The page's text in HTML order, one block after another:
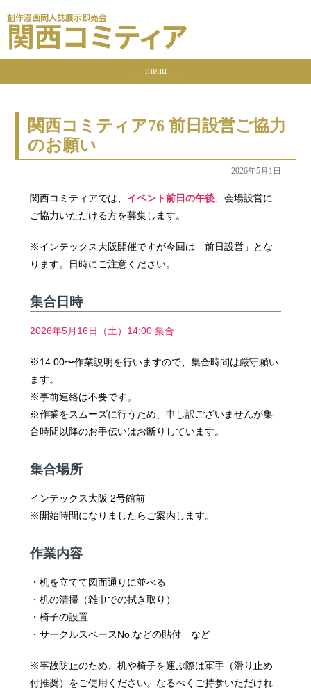
創作漫画同人誌展示即売会
関西コミティア
ーーーmenu ーーー
関西コミティア76 前日設営ご協力
のお願い
2026年5月1日
関西コミティアでは、 イベント前日の午後、会場設営に
ご協力いただける方を募集します。
※インテックス大阪開催ですが今回は「前日設営」とな
ります。日時にご注意ください。
集合日時
2026年5月16日（土）14:00 集合
※14:00〜作業説明を行いますので、集合時間は厳守願い
ます。
※事前連絡は不要です。
※作業をスムーズに行うため、申し訳ございませんが集
合時間以降のお手伝いはお断りしています。
集合場所
インテックス大阪 2号館前
※開始時間になりましたらご案内します。
作業内容
・机を立てて図面通りに並べる
・机の清掃（雑巾での拭き取り）
・椅子の設置
・サークルスペースNo.などの貼付 など
※事故防止のため、机や椅子を運ぶ際は軍手（滑り止め
付推奨）をご使用ください。なるべくご持参いただけれ